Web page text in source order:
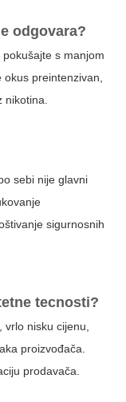
odgovara?
s manjom
okus preintenzivan,
nikotina.
sebi nije glavni
sigurnosnih
tecnosti?
vrlo nisku cijenu,
proizvođača.
prodavača.